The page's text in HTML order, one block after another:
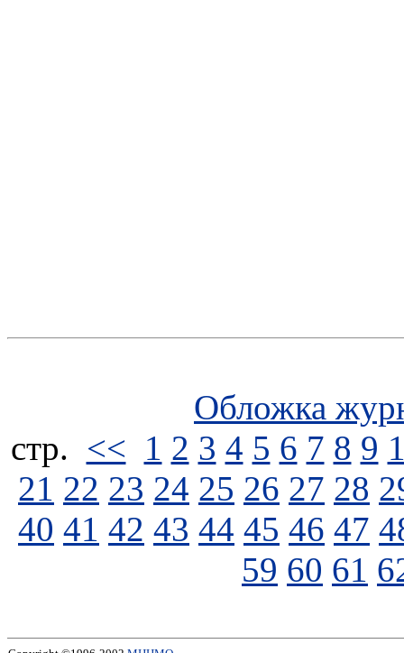
Обложка
стp. << 1 2 3 4 5 6 7 8 9
21 22 23 24 25 26 27 28
40 41 42 43 44 45 46 47
59 60 61